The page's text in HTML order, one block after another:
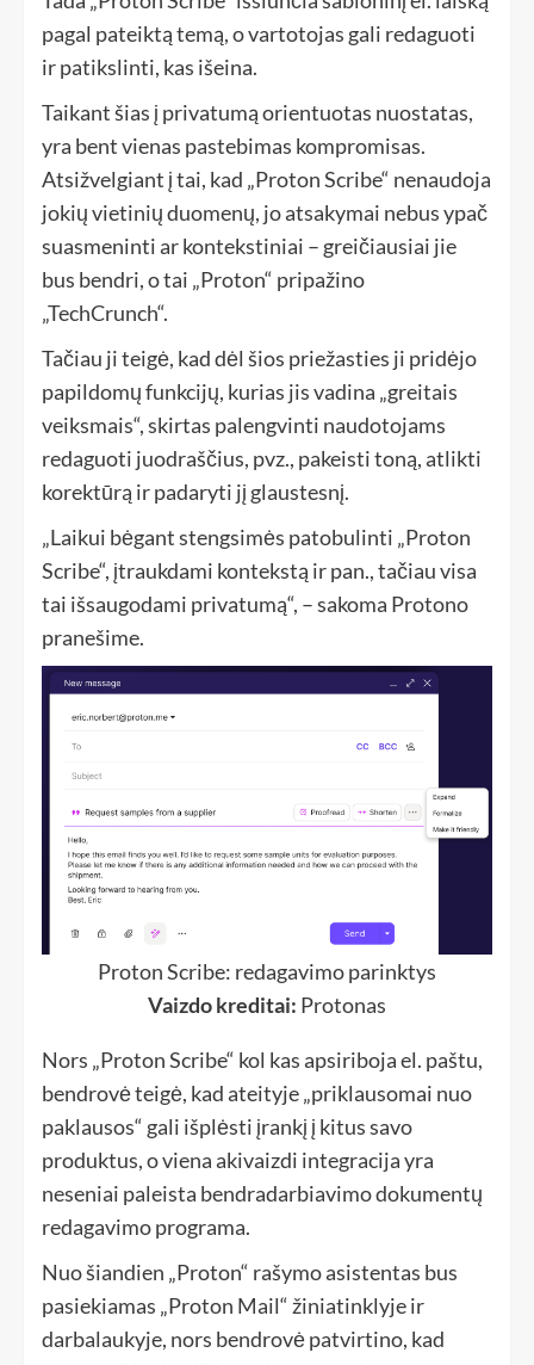
pagal pateiktą temą, o vartotojas gali redaguoti
ir patikslinti, kas išeina.
Taikant šias į privatumą orientuotas nuostatas,
yra bent vienas pastebimas kompromisas.
Atsižvelgiant į tai, kad „Proton Scribe“ nenaudoja
jokių vietinių duomenų, jo atsakymai nebus ypač
suasmeninti ar kontekstiniai – greičiausiai jie
bus bendri, o tai „Proton“ pripažino
„TechCrunch“.
Tačiau ji teigė, kad dėl šios priežasties ji pridėjo
papildomų funkcijų, kurias jis vadina „greitais
veiksmais“, skirtas palengvinti naudotojams
redaguoti juodraščius, pvz., pakeisti toną, atlikti
korektūrą ir padaryti jį glaustesnį.
„Laikui bėgant stengsimės patobulinti „Proton
Scribe“, įtraukdami kontekstą ir pan., tačiau visa
tai išsaugodami privatumą“, – sakoma Protono
pranešime.
Proton Scribe: redagavimo parinktys
Vaizdo kreditai: Protonas
Nors „Proton Scribe“ kol kas apsiriboja el. paštu,
bendrovė teigė, kad ateityje „priklausomai nuo
paklausos“ gali išplėsti įrankį į kitus savo
produktus, o viena akivaizdi integracija yra
neseniai paleista bendradarbiavimo dokumentų
redagavimo programa.
Nuo šiandien „Proton“ rašymo asistentas bus
pasiekiamas „Proton Mail“ žiniatinklyje ir
darbalaukyje, nors bendrovė patvirtino, kad